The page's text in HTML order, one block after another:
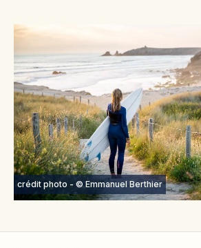
crédit photo - © Emmanuel Berthier